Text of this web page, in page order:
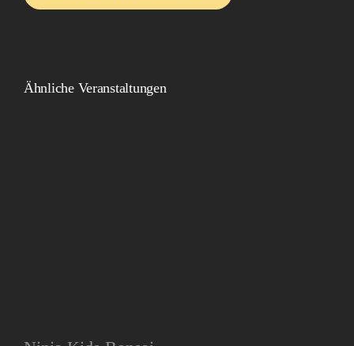
Ähnliche Veranstaltungen